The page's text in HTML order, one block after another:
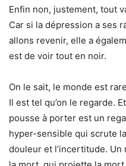
Enfin non, justement, tout
Car si la dépression a ses
allons revenir, elle a
est de voir tout en noir.
On le sait, le monde est
Il est tel qu’on le regarde.
pousse à porter est un
hyper-sensible qui scrute
douleur et l’incertitude.